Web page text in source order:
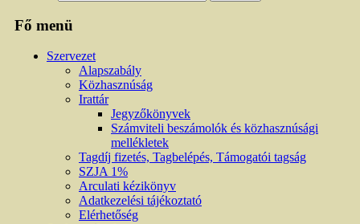
Fő menü
Szervezet
Alapszabály
Közhasznúság
Irattár
Jegyzőkönyvek
Számviteli beszámolók és közhasznúsági
mellékletek
Tagdíj fizetés, Tagbelépés, Támogatói tagság
SZJA 1%
Arculati kézikönyv
Adatkezelési tájékoztató
Elérhetőség